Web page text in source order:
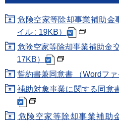
危険空家等除却事業補助金
イル : 19KB）
危険空家等除却事業補助金
17KB）
誓約書兼同意書 （Wordファ
補助対象事業に関する同意
危険空家等除却事業補助